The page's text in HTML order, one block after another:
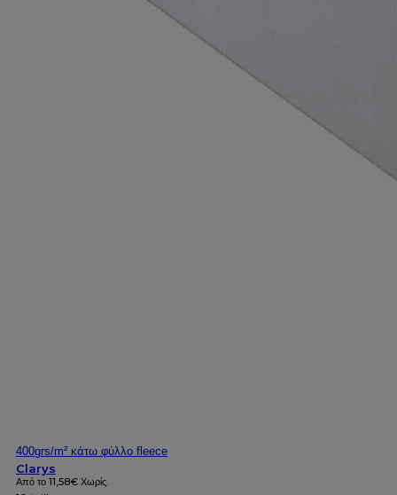
400grs/m² κάτω φύλλο fleece
Clarys
Από το 11,58€ Χωρίς.